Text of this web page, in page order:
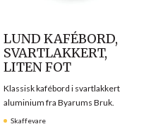
LUND KAFÉBORD,
SVARTLAKKERT,
LITEN FOT
Skaffevare
Klassisk kafébord i svartlakkert
aluminium fra Byarums Bruk.